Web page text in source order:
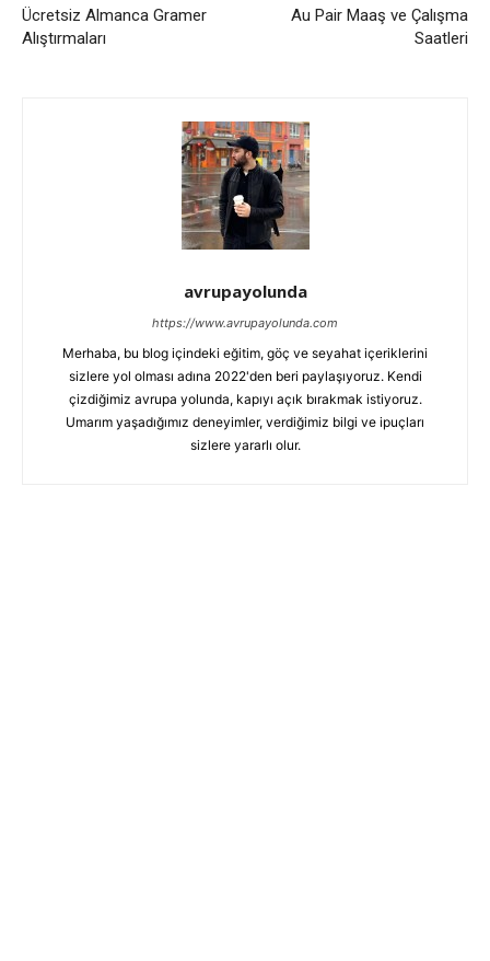
Ücretsiz Almanca Gramer
Alıştırmaları
Au Pair Maaş ve Çalışma
Saatleri
avrupayolunda
https://www.avrupayolunda.com
Merhaba, bu blog içindeki eğitim, göç ve seyahat içeriklerini
sizlere yol olması adına 2022'den beri paylaşıyoruz. Kendi
çizdiğimiz avrupa yolunda, kapıyı açık bırakmak istiyoruz.
Umarım yaşadığımız deneyimler, verdiğimiz bilgi ve ipuçları
sizlere yararlı olur.